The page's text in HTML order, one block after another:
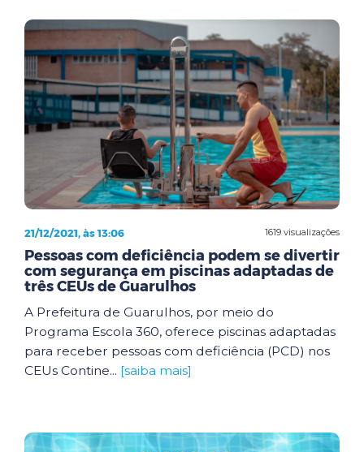
1619 visualizações
21/12/2021, às 13:06
Pessoas com deficiência podem se divertir
com segurança em piscinas adaptadas de
três CEUs de Guarulhos
A Prefeitura de Guarulhos, por meio do
Programa Escola 360, oferece piscinas adaptadas
para receber pessoas com deficiência (PCD) nos
CEUs Contine... [saiba mais]